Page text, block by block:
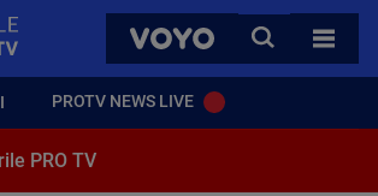
VOYO
CAUTA
TOATE
PROTV NEWS LIVE
PRO TV